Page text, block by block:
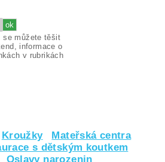
se můžete těšit
informace o
v rubrikách
Kroužky
Mateřská centra
s dětským koutkem
Oslavy narozenin